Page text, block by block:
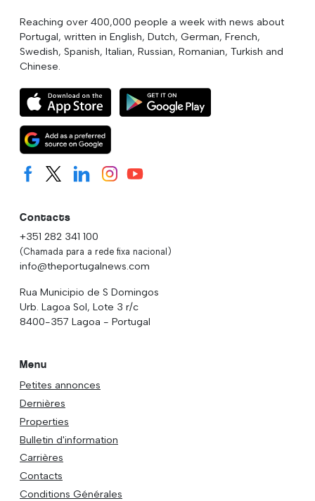
Reaching over 400,000 people a week with news about
Portugal, written in English, Dutch, German, French,
Swedish, Spanish, Italian, Russian, Romanian, Turkish and
Chinese.
Contacts
+351 282 341 100
(Chamada para a rede fixa nacional)
info@theportugalnews.com
Rua Municipio de S Domingos
Urb. Lagoa Sol, Lote 3 r/c
8400-357 Lagoa - Portugal
Menu
Petites annonces
Dernières
Properties
Bulletin d'information
Carrières
Contacts
Conditions Générales